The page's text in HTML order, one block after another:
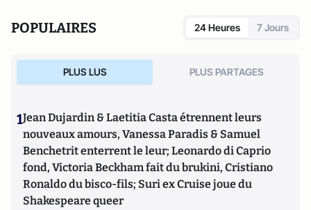
POPULAIRES 24 Heures 7 Jours
PLUS LUS PLUS PARTAGES
1Jean Dujardin & Laetitia Casta étrennent leurs
nouveaux amours, Vanessa Paradis & Samuel
Benchetrit enterrent le leur; Leonardo di Caprio
fond, Victoria Beckham fait du brukini, Cristiano
Ronaldo du bisco-fils; Suri ex Cruise joue du
Shakespeare queer